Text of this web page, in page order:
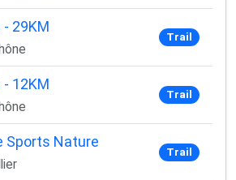
×
la communauté des coureurs
de sportifs passionnés et
:
29KM
Trail
12KM
Trail
Sports Nature
Trail